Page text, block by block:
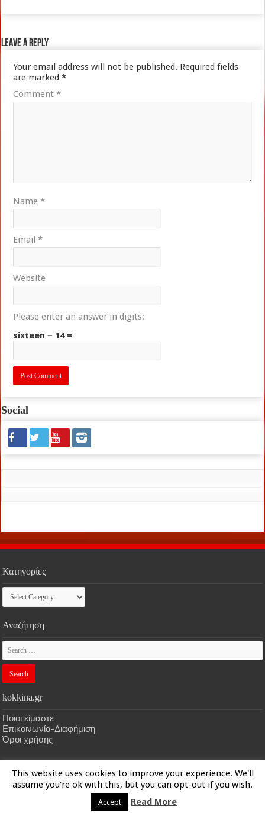
Leave a Reply
Your email address will not be published. Required fields
are marked*
Comment*
Name*
Email*
Website
Please enter an answer in digits:
sixteen − 14 =
Social
Κατηγορίες
Κατηγορίες
Αναζήτηση
kokkina.gr
Ποιοι είμαστε
Επικοινωνία-Διαφήμιση
Όροι χρήσης
HOMEkokkina.gr | Designed bykokkina.gr
© Copyright 2026, All Rights Reserved
This website uses cookies to improve your experience. We'll
assume you're ok with this, but you can opt-out if you wish.
Accept Read More